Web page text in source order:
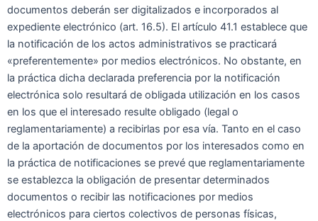
documentos deberán ser digitalizados e incorporados al
expediente electrónico (art. 16.5). El artículo 41.1 establece que
la notificación de los actos administrativos se practicará
«preferentemente» por medios electrónicos. No obstante, en
la práctica dicha declarada preferencia por la notificación
electrónica solo resultará de obligada utilización en los casos
en los que el interesado resulte obligado (legal o
reglamentariamente) a recibirlas por esa vía. Tanto en el caso
de la aportación de documentos por los interesados como en
la práctica de notificaciones se prevé que reglamentariamente
se establezca la obligación de presentar determinados
documentos o recibir las notificaciones por medios
electrónicos para ciertos colectivos de personas físicas,